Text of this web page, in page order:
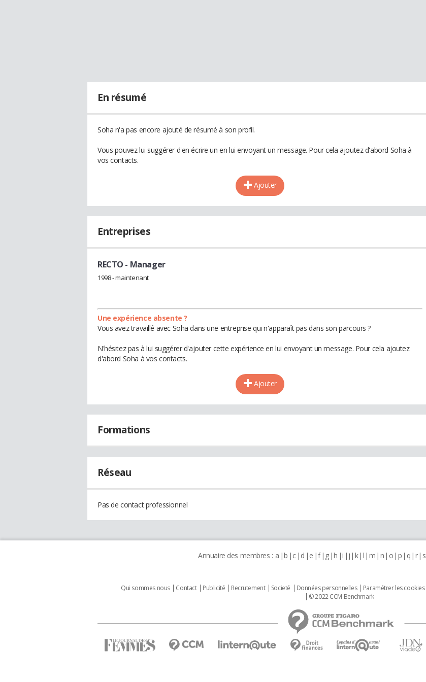
En résumé
Soha n'a pas encore ajouté de résumé à son profil.
Vous pouvez lui suggérer d'en écrire un en lui envoyant un message. Pour cela ajoutez d'abord Soha à
vos contacts.
Ajouter
Entreprises
RECTO - Manager
1998 - maintenant
Une expérience absente ?
Vous avez travaillé avec Soha dans une entreprise qui n'apparaît pas dans son parcours ?
N'hésitez pas à lui suggérer d'ajouter cette expérience en lui envoyant un message. Pour cela ajoutez
d'abord Soha à vos contacts.
Ajouter
Formations
Réseau
Pas de contact professionnel
Annuaire des membres : a b c d e f g h i j k l m n o p q r s
Qui sommes nous Contact Publicité Recrutement Societé Données personnelles Paramétrer les cookies
© 2022 CCM Benchmark